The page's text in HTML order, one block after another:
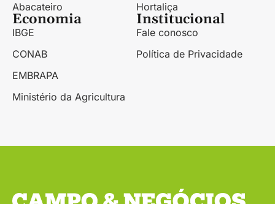
Abacateiro
Hortaliça
Economia
IBGE
CONAB
EMBRAPA
Ministério da Agricultura
Institucional
Fale conosco
Política de Privacidade